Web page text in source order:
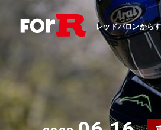
レッドバロンから